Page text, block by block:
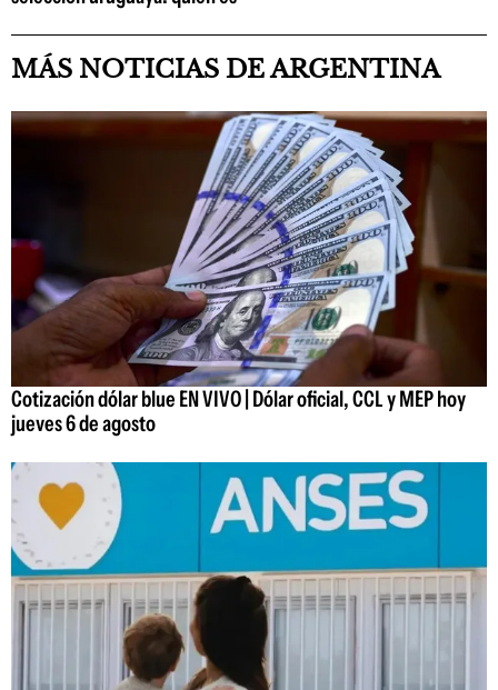
MÁS NOTICIAS DE ARGENTINA
Cotización dólar blue EN VIVO | Dólar oficial, CCL y MEP hoy
jueves 6 de agosto